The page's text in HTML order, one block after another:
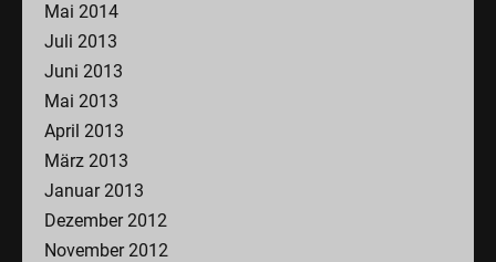
Mai 2014
Juli 2013
Juni 2013
Mai 2013
April 2013
März 2013
Januar 2013
Dezember 2012
November 2012